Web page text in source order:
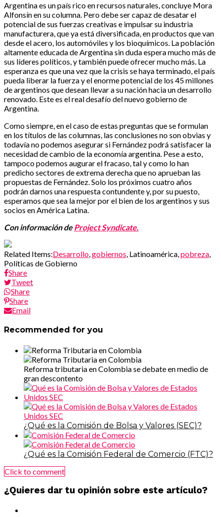
Argentina es un país rico en recursos naturales, concluye Mora
Alfonsín en su columna. Pero debe ser capaz de desatar el
potencial de sus fuerzas creativas e impulsar su industria
manufacturera, que ya está diversificada, en productos que van
desde el acero, los automóviles y los bioquímicos. La población
altamente educada de Argentina sin duda espera mucho más de
sus líderes políticos, y también puede ofrecer mucho más. La
esperanza es que una vez que la crisis se haya terminado, el país
pueda liberar la fuerza y el enorme potencial de los 45 millones
de argentinos que desean llevar a su nación hacia un desarrollo
renovado. Este es el real desafío del nuevo gobierno de
Argentina.
Como siempre, en el caso de estas preguntas que se formulan
en los títulos de las columnas, las conclusiones no son obvias y
todavía no podemos asegurar si Fernández podrá satisfacer la
necesidad de cambio de la economía argentina. Pese a esto,
tampoco podemos augurar el fracaso, tal y como lo han
predicho sectores de extrema derecha que no aprueban las
propuestas de Fernández. Solo los próximos cuatro años
podrán darnos una respuesta contundente y, por su puesto,
esperamos que sea la mejor por el bien de los argentinos y sus
socios en América Latina.
Con información deProject Syndicate.
Related Items:Desarrollo,gobiernos, Latinoamérica,pobreza,
Políticas de Gobierno
Share
Tweet
Share
Share
Email
Recommended for you
Reforma tributaria en Colombia se debate en medio de
gran descontento
¿Qué es la Comisión de Bolsa y Valores (SEC)?
¿Qué es la Comisión Federal de Comercio (FTC)?
Click to comment
¿Quieres dar tu opinión sobre este artículo?